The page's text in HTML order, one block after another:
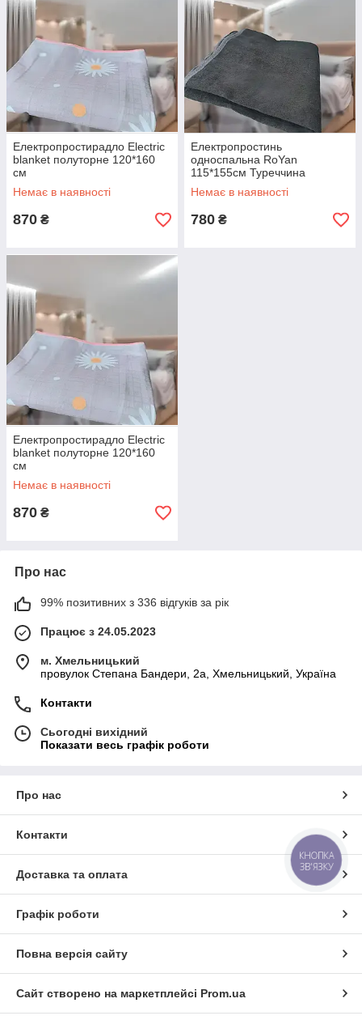
Електропростирадло Electric
blanket полуторне 120*160
см
Немає в наявності
870 ₴
Електропростинь
односпальна RoYan
115*155см Туреччина
Немає в наявності
780 ₴
Електропростирадло Electric
blanket полуторне 120*160
см
Немає в наявності
870 ₴
Про нас
99% позитивних з 336 відгуків за рік
Працює з 24.05.2023
м. Хмельницький
провулок Степана Бандери, 2a, Хмельницький, Україна
Контакти
Сьогодні вихідний
Показати весь графік роботи
Про нас
Контакти
Доставка та оплата
Графік роботи
Повна версія сайту
Сайт створено на маркетплейсі Prom.ua
КНОПКА
ЗВ'ЯЗКУ